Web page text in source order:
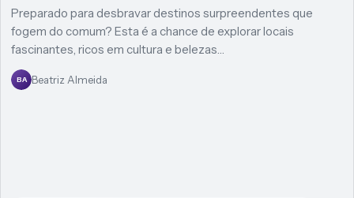
Preparado para desbravar destinos surpreendentes que
fogem do comum? Esta é a chance de explorar locais
fascinantes, ricos em cultura e belezas…
BA Beatriz Almeida